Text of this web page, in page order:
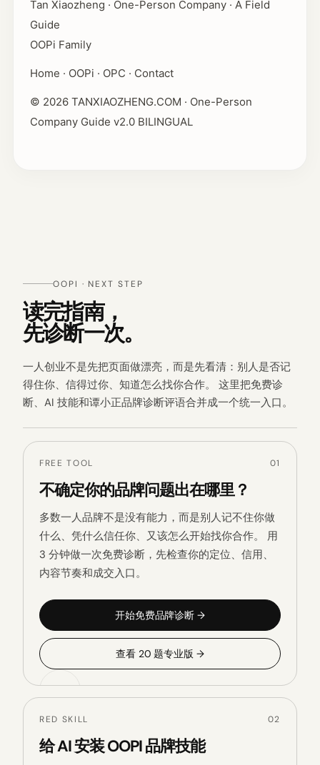
Tan Xiaozheng · One-Person Company · A Field
Guide
OOPi Family
Home · OOPi · OPC · Contact
© 2026 TANXIAOZHENG.COM · One-Person
Company Guide v2.0 BILINGUAL
OOPI · NEXT STEP
读完指南，
先诊断一次。
一人创业不是先把页面做漂亮，而是先看清：别人是否记
得住你、信得过你、知道怎么找你合作。 这里把免费诊
断、AI 技能和谭小正品牌诊断评语合并成一个统一入口。
FREE TOOL 01
不确定你的品牌问题出在哪里？
多数一人品牌不是没有能力，而是别人记不住你做
什么、凭什么信任你、又该怎么开始找你合作。 用
3 分钟做一次免费诊断，先检查你的定位、信用、
内容节奏和成交入口。
开始免费品牌诊断 →
查看 20 题专业版 →
RED SKILL 02
给 AI 安装 OOPI 品牌技能